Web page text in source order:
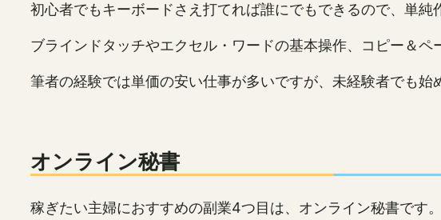
初心者でもキーボードさえ打てれば誰にでもできるので、単純
ブラインドタッチやエクセル・ワードの基本操作、コピー＆
筆者の経験では単価の安い仕事が多いですが、未経験者でも始
オンライン秘書
稼ぎたい主婦におすすめの副業4つ目は、オンライン秘書です。